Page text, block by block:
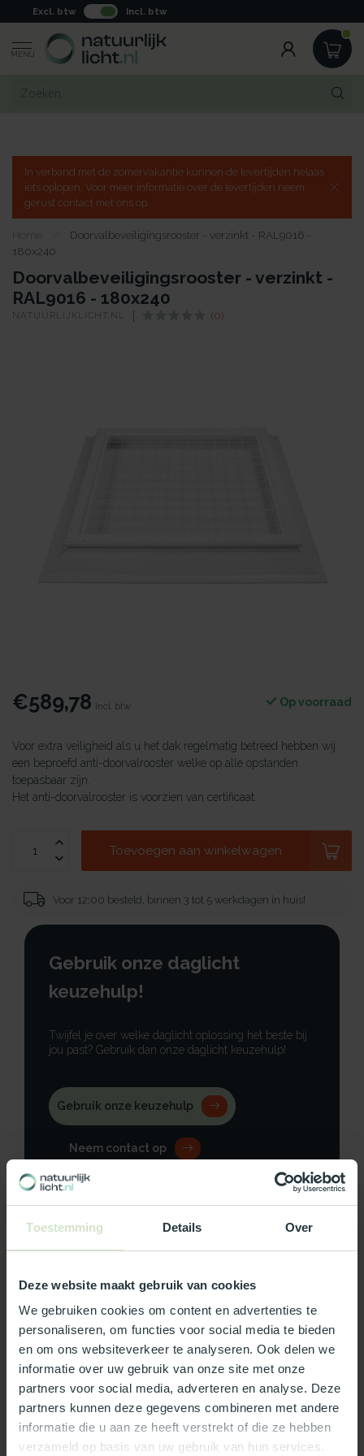
Toestemming Details Over
Deze website maakt gebruik van cookies
We gebruiken cookies om content en advertenties te
personaliseren, om functies voor social media te bieden
en om ons websiteverkeer te analyseren. Ook delen we
informatie over uw gebruik van onze site met onze
partners voor social media, adverteren en analyse. Deze
partners kunnen deze gegevens combineren met andere
informatie die u aan ze heeft verstrekt of die ze hebben
verzameld op basis van uw gebruik van hun services.
Excl. btw Incl. btw
MENU
In verband met de zomervakantie kunnen de levertijden helaas
iets oplopen. Voor meer informatie over de levertijden neem
gerust contact met ons op.
Home
Doorvalbeveiligingsrooster - verzinkt - RAL9016 -
180x240
Doorvalbeveiligingsrooster - verzinkt -
RAL9016 - 180x240
NATUURLIJKLICHT.NL (0)
€589,78 Incl. btw Op voorraad
Voor extra veiligheid als u het dak regelmatig betreed hebben wij
een beproefd anti-doorvalrooster welke op alle opstanden
toepasbaar zijn.
Het anti-doorvalrooster is voorzien van certificaat.
Toevoegen aan winkelwagen
Voor 12:00 besteld, binnen 3 tot 5 werkdagen in huis!
Gebruik onze daglicht
keuzehulp!
Twijfel je over welke daglicht oplossing het beste bij
jou past? Gebruik dan onze daglicht keuzehulp!
Gebruik onze keuzehulp
Neem contact op
Productomschrijving
Specificaties
Reviews
Wat ons écht bijzonder maakt:
Officieel Skylux dealer!